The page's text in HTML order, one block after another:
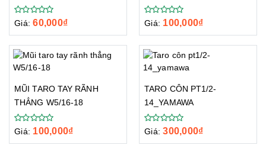
Giá: 60,000₫ Giá: 100,000₫
MŨI TARO TAY RÃNH
THẲNG W5/16-18
Giá: 100,000₫
TARO CÔN PT1/2-
14_YAMAWA
Giá: 300,000₫